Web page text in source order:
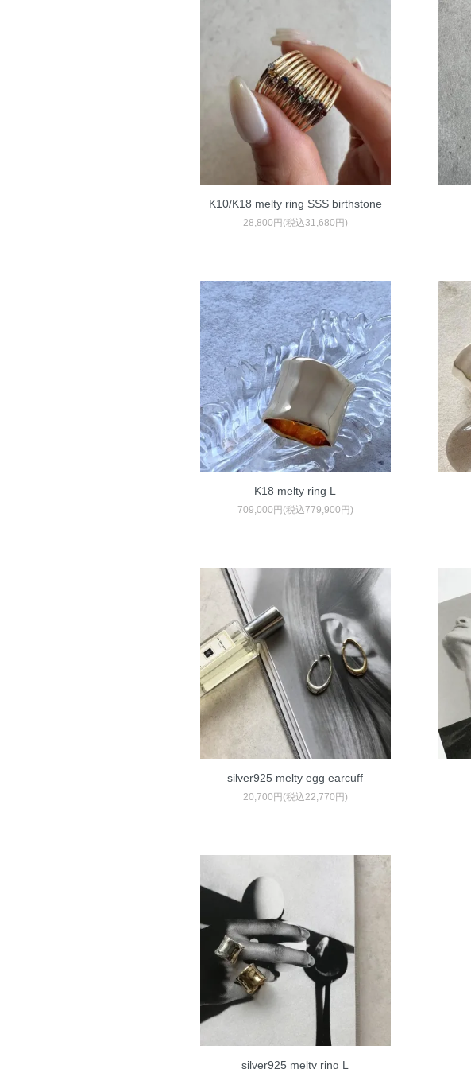
K10/K18 melty ring SSS birthstone
28,800円(税込31,680円)
K18 melty ring L
709,000円(税込779,900円)
silver925 melty egg earcuff
20,700円(税込22,770円)
silver925 melty ring L